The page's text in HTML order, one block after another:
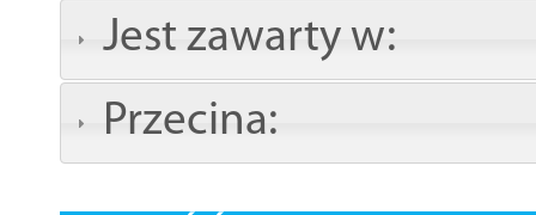
Jest zawarty w:
Przecina: